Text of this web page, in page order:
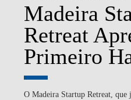
Madeira
Retreat
Primeiro
O Madeira Startup Retreat, que